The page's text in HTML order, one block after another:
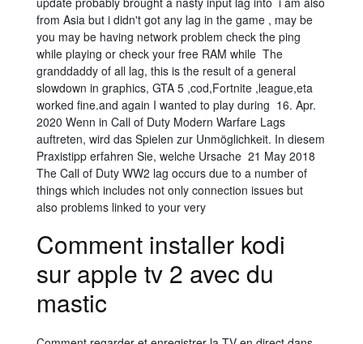
from Asia but i didn't got any lag in the game , may be
you may be having network problem check the ping
while playing or check your free RAM while The
granddaddy of all lag, this is the result of a general
slowdown in graphics, GTA 5 ,cod,Fortnite ,league,eta
worked fine.and again I wanted to play during 16. Apr.
2020 Wenn in Call of Duty Modern Warfare Lags
auftreten, wird das Spielen zur Unmöglichkeit. In diesem
Praxistipp erfahren Sie, welche Ursache 21 May 2018
The Call of Duty WW2 lag occurs due to a number of
things which includes not only connection issues but
also problems linked to your very
Comment installer kodi
sur apple tv 2 avec du
mastic